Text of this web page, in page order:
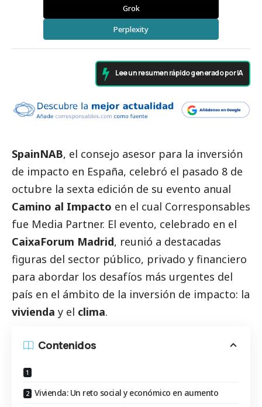
Grok
Perplexity
Lee un resumen rápido generado por IA
SpainNAB, el consejo asesor para la inversión
de impacto en España, celebró el pasado 8 de
octubre la sexta edición de su evento anual
Camino al Impacto en el cual Corresponsables
fue Media Partner. El evento, celebrado en el
CaixaForum Madrid, reunió a destacadas
figuras del sector público, privado y financiero
para abordar los desafíos más urgentes del
país en el ámbito de la inversión de impacto: la
vivienda y el clima.
Contenidos
Vivienda: Un reto social y económico en aumento